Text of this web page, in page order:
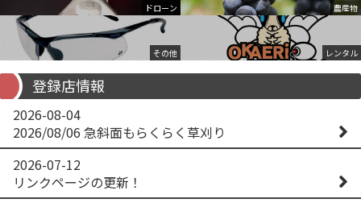
ドローン 農産物
その他 レンタル
登録店情報
2026-08-04
2026/08/06 急斜面もらくらく草刈り
2026-07-12
リンクページの更新！